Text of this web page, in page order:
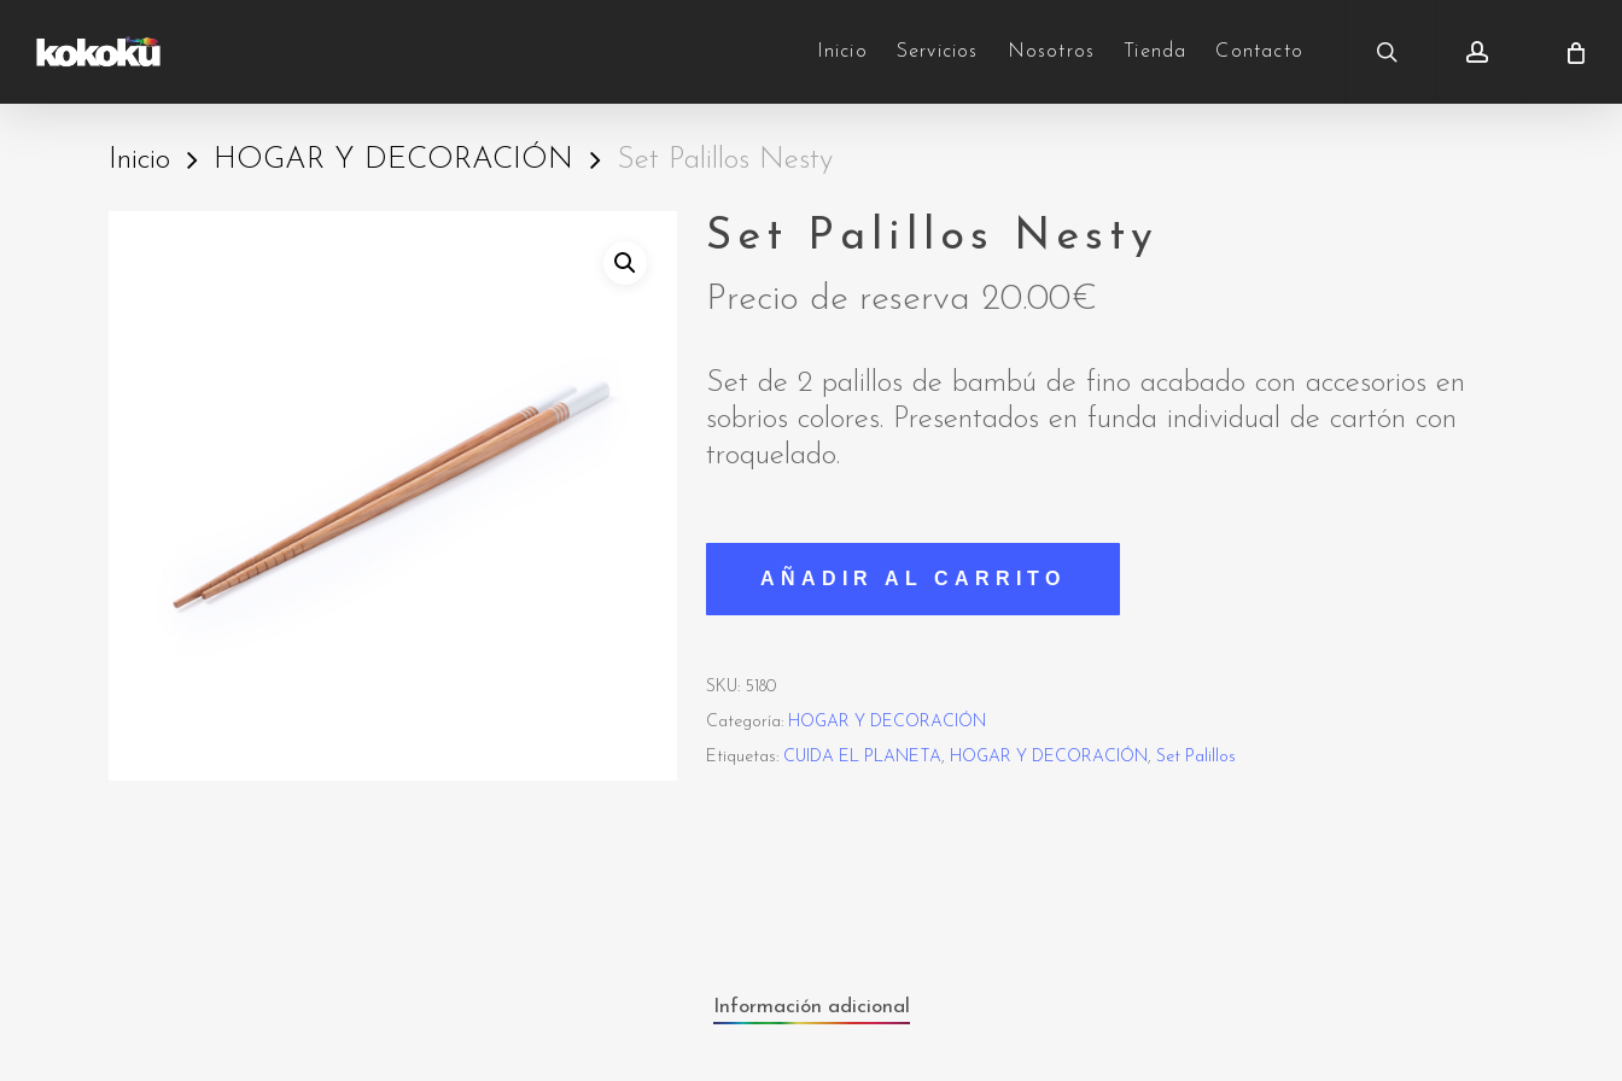
Inicio Servicios Nosotros Tienda Contacto
Inicio HOGAR Y DECORACIÓN Set Palillos Nesty
Set Palillos Nesty
Precio de reserva 20.00€
Set de 2 palillos de bambú de fino acabado con accesorios en
sobrios colores. Presentados en funda individual de cartón con
troquelado.
AÑADIR AL CARRITO
SKU: 5180
Categoría: HOGAR Y DECORACIÓN
Etiquetas: CUIDA EL PLANETA, HOGAR Y DECORACIÓN, Set Palillos
Información adicional